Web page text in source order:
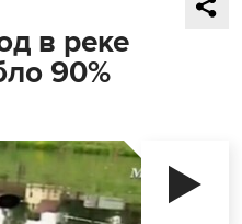
в реке
90%